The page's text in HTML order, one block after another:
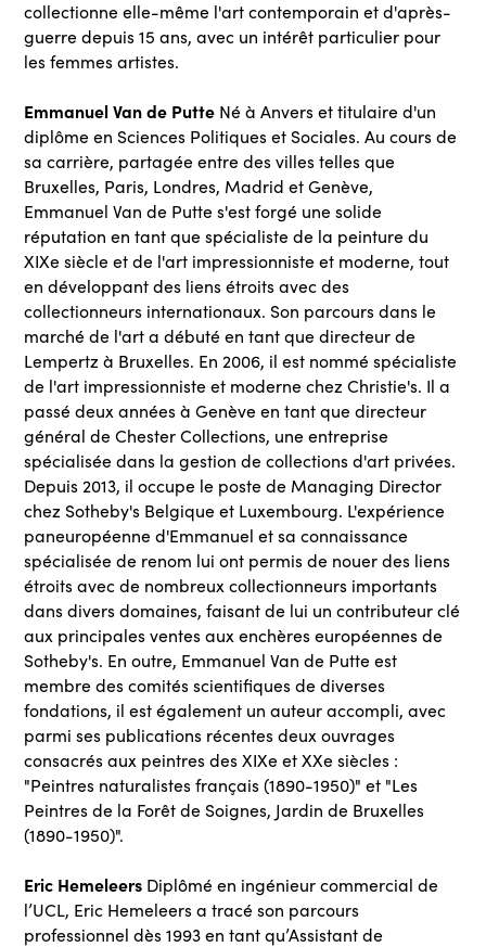
collectionne elle-même l'art contemporain et d'après-
guerre depuis 15 ans, avec un intérêt particulier pour
les femmes artistes.
Emmanuel Van de Putte Né à Anvers et titulaire d'un
diplôme en Sciences Politiques et Sociales. Au cours de
sa carrière, partagée entre des villes telles que
Bruxelles, Paris, Londres, Madrid et Genève,
Emmanuel Van de Putte s'est forgé une solide
réputation en tant que spécialiste de la peinture du
XIXe siècle et de l'art impressionniste et moderne, tout
en développant des liens étroits avec des
collectionneurs internationaux. Son parcours dans le
marché de l'art a débuté en tant que directeur de
Lempertz à Bruxelles. En 2006, il est nommé spécialiste
de l'art impressionniste et moderne chez Christie's. Il a
passé deux années à Genève en tant que directeur
général de Chester Collections, une entreprise
spécialisée dans la gestion de collections d'art privées.
Depuis 2013, il occupe le poste de Managing Director
chez Sotheby's Belgique et Luxembourg. L'expérience
paneuropéenne d'Emmanuel et sa connaissance
spécialisée de renom lui ont permis de nouer des liens
étroits avec de nombreux collectionneurs importants
dans divers domaines, faisant de lui un contributeur clé
aux principales ventes aux enchères européennes de
Sotheby's. En outre, Emmanuel Van de Putte est
membre des comités scientifiques de diverses
fondations, il est également un auteur accompli, avec
parmi ses publications récentes deux ouvrages
consacrés aux peintres des XIXe et XXe siècles :
"Peintres naturalistes français (1890-1950)" et "Les
Peintres de la Forêt de Soignes, Jardin de Bruxelles
(1890-1950)".
Eric Hemeleers Diplômé en ingénieur commercial de
l’UCL, Eric Hemeleers a tracé son parcours
professionnel dès 1993 en tant qu’Assistant de